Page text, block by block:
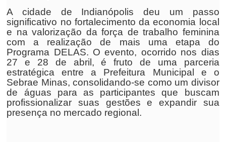
A cidade de Indianópolis deu um passo
significativo no fortalecimento da economia local
e na valorização da força de trabalho feminina
com a realização de mais uma etapa do
Programa DELAS. O evento, ocorrido nos dias
27 e 28 de abril, é fruto de uma parceria
estratégica entre a Prefeitura Municipal e o
Sebrae Minas, consolidando-se como um divisor
de águas para as participantes que buscam
profissionalizar suas gestões e expandir sua
presença no mercado regional.